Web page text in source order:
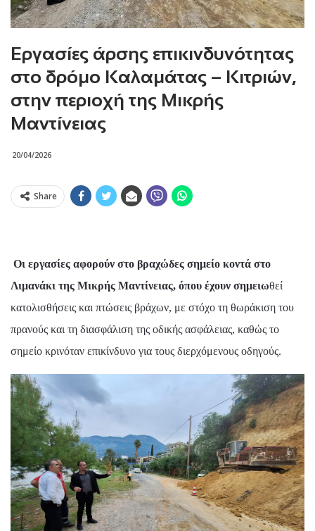
Εργασίες άρσης επικινδυνότητας
στο δρόμο Καλαμάτας – Κιτριών,
στην περιοχή της Μικρής
Μαντίνειας
20/04/2026
Share
Οι εργασίες αφορούν στο βραχώδες σημείο κοντά στο
Λιμανάκι της Μικρής Μαντίνειας, όπου έχουν σημειωθεί
κατολισθήσεις και πτώσεις βράχων, με στόχο τη θωράκιση του
πρανούς και τη διασφάλιση της οδικής ασφάλειας, καθώς το
σημείο κρινόταν επικίνδυνο για τους διερχόμενους οδηγούς.